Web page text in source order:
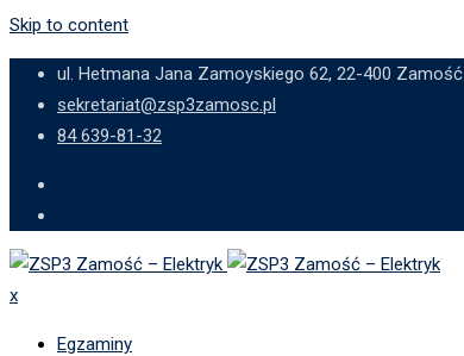
Skip to content
ul. Hetmana Jana Zamoyskiego 62, 22-400 Zamość
sekretariat@zsp3zamosc.pl
84 639-81-32
x
Egzaminy